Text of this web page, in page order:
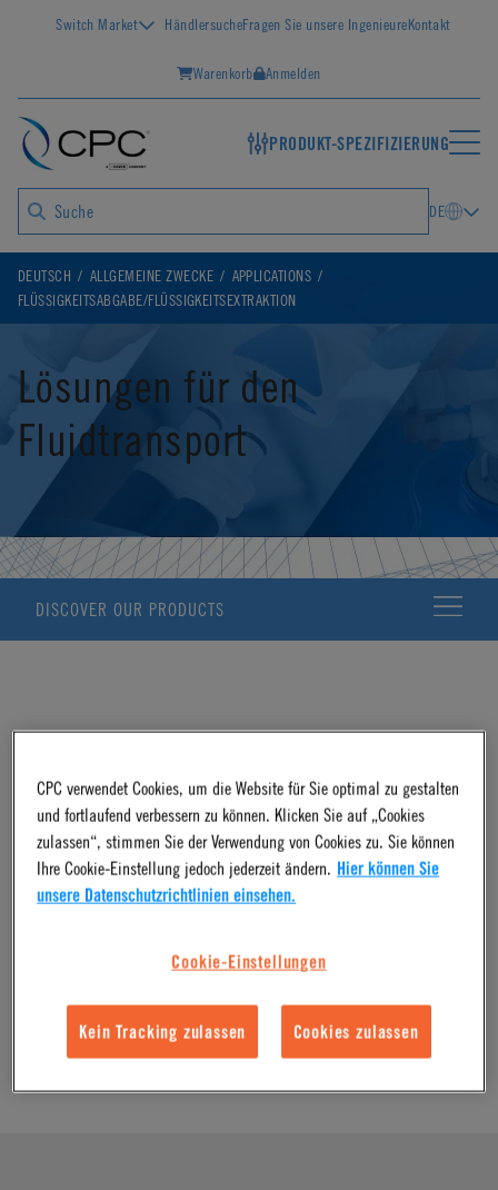
Switch Market HändlersucheFragen Sie unsere IngenieureKontakt
Warenkorb Anmelden
PRODUKT-SPEZIFIZIERUNG
DE
DEUTSCH ALLGEMEINE ZWECKE
APPLICATIONS
FLÜSSIGKEITSABGABE/FLÜSSIGKEITSEXTRAKTION
Lösungen für den
Fluidtransport
DISCOVER OUR PRODUCTS
Management und der Manipulation von Flüssigkeiten in einer
Vielzahl von Anwendungen. Dabei werden unterschiedliche
Methoden für das Pumpen von Fluiden aus Anlagen und in
Technologie von CPC wird für die Zufuhr und Extraktion von
Fluidsystemen notwendig.
CPC verwendet Cookies, um die Website für Sie optimal zu gestalten
und fortlaufend verbessern zu können. Klicken Sie auf „Cookies
zulassen“, stimmen Sie der Verwendung von Cookies zu. Sie können
Ihre Cookie-Einstellung jedoch jederzeit ändern. Hier können Sie
unsere Datenschutzrichtlinien einsehen.
Cookie-Einstellungen
Kein Tracking zulassen Cookies zulassen